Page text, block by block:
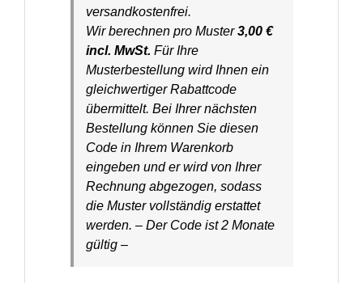
versandkostenfrei.
Wir berechnen pro Muster3,00 €
incl. MwSt. Für Ihre
Musterbestellung wird Ihnen ein
gleichwertiger Rabattcode
übermittelt. Bei Ihrer nächsten
Bestellung können Sie diesen
Code in Ihrem Warenkorb
eingeben und er wird von Ihrer
Rechnung abgezogen, sodass
die Muster vollständig erstattet
werden. – Der Code ist 2 Monate
gültig –